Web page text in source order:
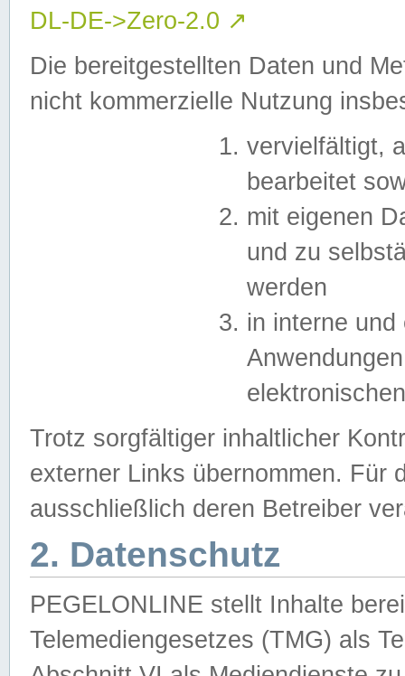
DL-DE->Zero-2.0 ↗
Die bereitgestellten Daten und
nicht kommerzielle Nutzung
vervielfältigt,
bearbeitet
mit eigenen
und zu
werden
in interne
Trotz sorgfältiger inhaltlicher
externer Links übernommen. Für
ausschließlich deren Betreiber
2. Datenschutz
PEGELONLINE stellt Inhalte
Telemediengesetzes (TMG) als